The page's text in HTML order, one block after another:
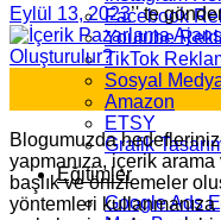
Facebook
Youtube
TikTok
Sosyal
Amazon
ETSY
Grafik
Eğitimler
Google Ads
Eylül 13, 2023’' te
Blogumuzda
yapmanıza, içerik
başlık ve önizlemeler
yöntemleri